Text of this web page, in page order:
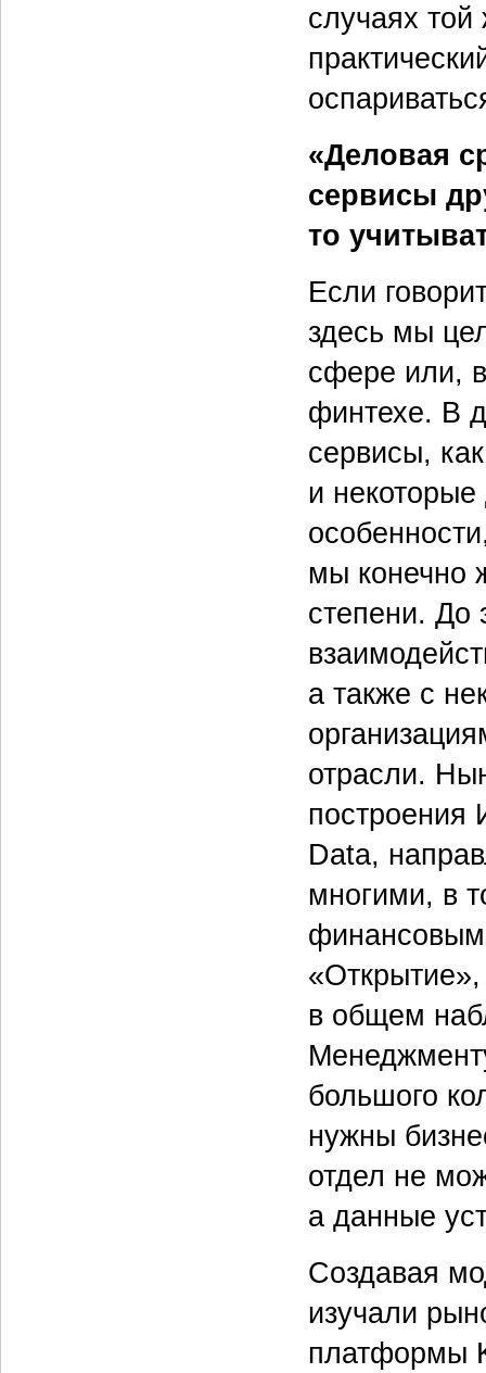
случаях
«Деловая
сервисы
то
Если
здесь мы
сфере или,
финтехе. В
сервисы,
и
мы конечно
степени. До
а также с
отрасли.
построения
Data,
многими, в
в общем
большого
нужны
отдел не
а данные
Создавая
изучали
платформы